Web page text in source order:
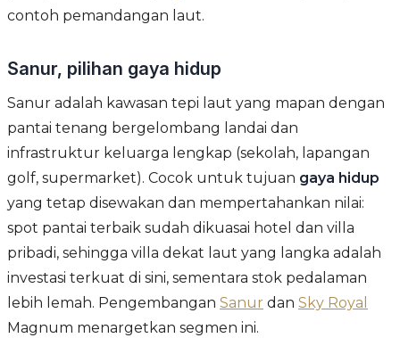
contoh pemandangan laut.
Sanur, pilihan gaya hidup
Sanur adalah kawasan tepi laut yang mapan dengan
pantai tenang bergelombang landai dan
infrastruktur keluarga lengkap (sekolah, lapangan
golf, supermarket). Cocok untuk tujuan gaya hidup
yang tetap disewakan dan mempertahankan nilai:
spot pantai terbaik sudah dikuasai hotel dan villa
pribadi, sehingga villa dekat laut yang langka adalah
investasi terkuat di sini, sementara stok pedalaman
lebih lemah. Pengembangan Sanur dan Sky Royal
Magnum menargetkan segmen ini.